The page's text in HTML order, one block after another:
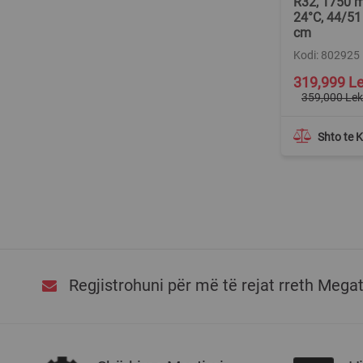
24°C, 44/
cm
Kodi: 802925
Shto te
Special
Price
319,999
359,000
Regjistrohuni për më të rejat rreth